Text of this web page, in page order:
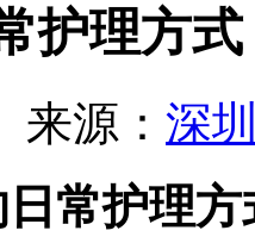
护理方式
来源： 深
日常护理方